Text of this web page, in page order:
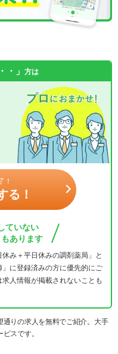
・」 方は
！
る！
ていない
あります
み＋平日休みの調剤薬局」と
に登録済みの方に優先的にご
人情報が掲載されないことも
りの求人を無料でご紹介。大手
スです。